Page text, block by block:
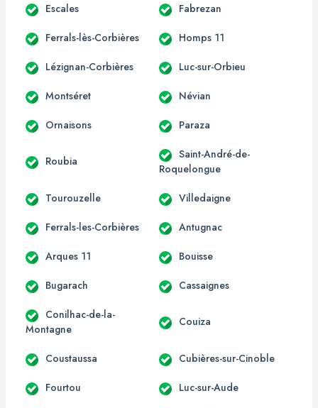
Escales Fabrezan
Ferrals-lès-Corbières Homps 11
Lézignan-Corbières Luc-sur-Orbieu
Montséret Névian
Ornaisons Paraza
Roubia
Saint-André-de-
Roquelongue
Tourouzelle Villedaigne
Ferrals-les-Corbières Antugnac
Arques 11 Bouisse
Bugarach Cassaignes
Conilhac-de-la-
Montagne
Couiza
Coustaussa Cubières-sur-Cinoble
Fourtou Luc-sur-Aude